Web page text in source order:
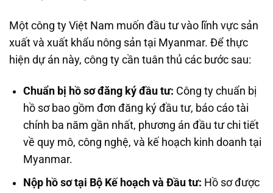
Một công ty Việt Nam muốn đầu tư vào lĩnh vực sản
xuất và xuất khẩu nông sản tại Myanmar. Để thực
hiện dự án này, công ty cần tuân thủ các bước sau:
Chuẩn bị hồ sơ đăng ký đầu tư: Công ty chuẩn bị
hồ sơ bao gồm đơn đăng ký đầu tư, báo cáo tài
chính ba năm gần nhất, phương án đầu tư chi tiết
về quy mô, công nghệ, và kế hoạch kinh doanh tại
Myanmar.
Nộp hồ sơ tại Bộ Kế hoạch và Đầu tư: Hồ sơ được